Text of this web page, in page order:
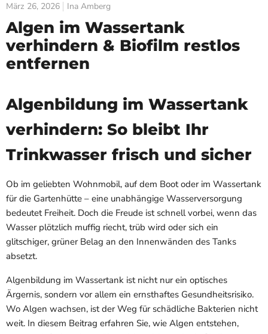
März 26, 2026 Ina Amberg
Algen im Wassertank
verhindern & Biofilm restlos
entfernen
Algenbildung im Wassertank
verhindern: So bleibt Ihr
Trinkwasser frisch und sicher
Ob im geliebten Wohnmobil, auf dem Boot oder im Wassertank
für die Gartenhütte – eine unabhängige Wasserversorgung
bedeutet Freiheit. Doch die Freude ist schnell vorbei, wenn das
Wasser plötzlich muffig riecht, trüb wird oder sich ein
glitschiger, grüner Belag an den Innenwänden des Tanks
absetzt.
Algenbildung im Wassertank ist nicht nur ein optisches
Ärgernis, sondern vor allem ein ernsthaftes Gesundheitsrisiko.
Wo Algen wachsen, ist der Weg für schädliche Bakterien nicht
weit. In diesem Beitrag erfahren Sie, wie Algen entstehen,